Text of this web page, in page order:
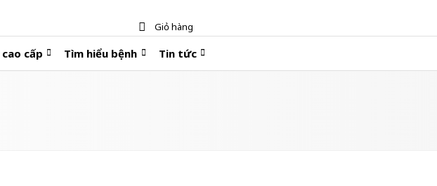
Giỏ hàng
cấp Tìm hiểu bệnh Tin tức